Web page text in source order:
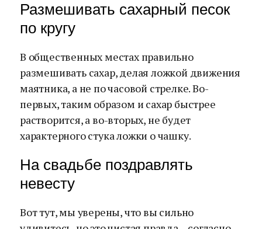
Размешивать сахарный песок
по кругу
В общественных местах правильно
размешивать сахар, делая ложкой движения
маятника, а не по часовой стрелке. Во-
первых, таким образом и сахар быстрее
растворится, а во-вторых, не будет
характерного стука ложки о чашку.
На свадьбе поздравлять
невесту
Вот тут, мы уверены, что вы сильно